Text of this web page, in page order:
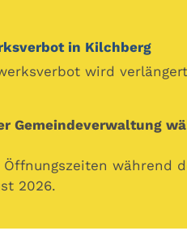
in Kilchberg
wird
Gemeindeverwaltung
während
2026.